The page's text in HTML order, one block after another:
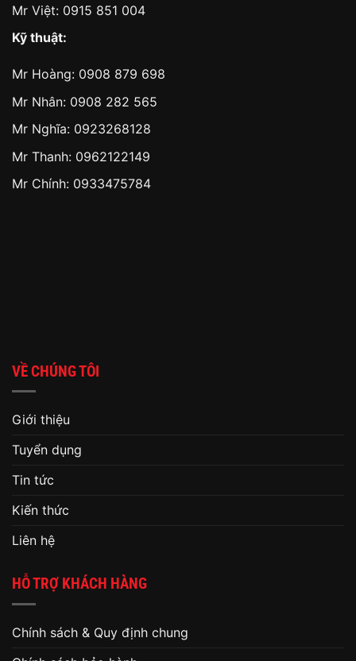
Mr Việt: 0915 851 004
Kỹ thuật:
Mr Hoàng: 0908 879 698
Mr Nhân: 0908 282 565
Mr Nghĩa: 0923268128
Mr Thanh: 0962122149
Mr Chính: 0933475784
VỀ CHÚNG TÔI
Giới thiệu
Tuyển dụng
Tin tức
Kiến thức
Liên hệ
HỖ TRỢ KHÁCH HÀNG
Chính sách & Quy định chung